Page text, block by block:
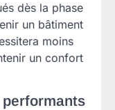
dès la phase
un bâtiment
moins
un confort